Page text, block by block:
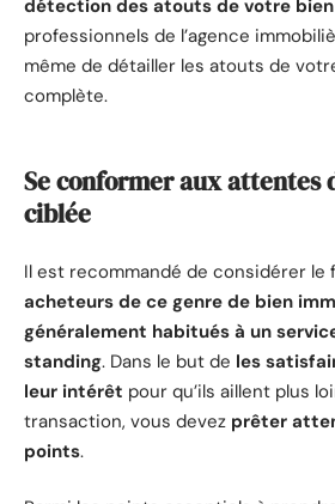
détection des atouts de votre
professionnels de l’agence
même de détailler les atouts de
complète.
Se conformer aux attentes
ciblée
Il est recommandé de considérer le
acheteurs de ce genre de bien
généralement habitués à un
standing. Dans le but de les
leur intérêt pour qu’ils aillent plus
transaction, vous devez prêter
points.